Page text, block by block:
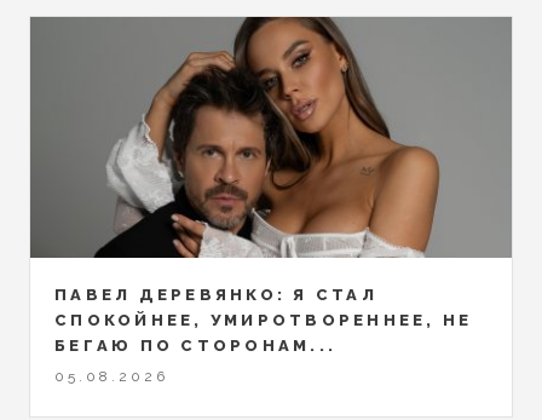
ПАВЕЛ ДЕРЕВЯНКО: Я СТАЛ
СПОКОЙНЕЕ, УМИРОТВОРЕННЕЕ, НЕ
БЕГАЮ ПО СТОРОНАМ...
05.08.2026